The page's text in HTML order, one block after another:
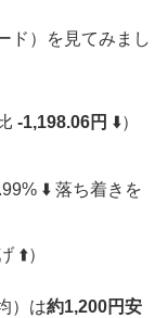
ド）を見てみまし
-1,198.06円 ⬇️）
⬇️ 落ち着きを
⬆️）
）は約1,200円安